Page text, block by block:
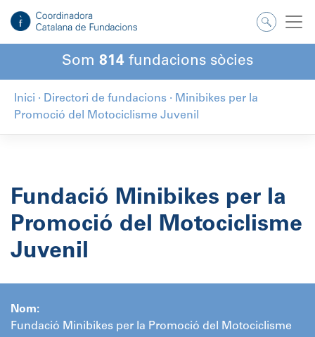
contingut
Som 814 fundacions sòcies
Inici · Directori de fundacions · Minibikes per la
Promoció del Motociclisme Juvenil
Fundació Minibikes per la
Promoció del Motociclisme
Juvenil
Nom:
Fundació Minibikes per la Promoció del Motociclisme